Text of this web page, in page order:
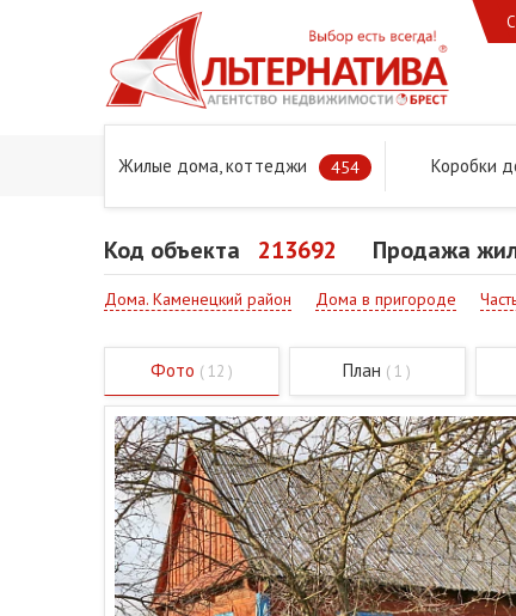
Жилые дома, коттеджи 454 Коробки
Главная Предложения Дома в Бресте и
Код объекта 213692 Продажа
Дома. Каменецкий район Дома в пригороде
Фото ( 12 ) План ( 1 )